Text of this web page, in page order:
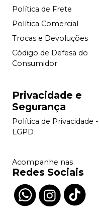
Política de Frete
Política Comercial
Trocas e Devoluções
Código de Defesa do
Consumidor
Privacidade e
Segurança
Política de Privacidade -
LGPD
Acompanhe nas
Redes Sociais